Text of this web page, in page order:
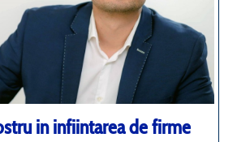
in infiintarea de firme